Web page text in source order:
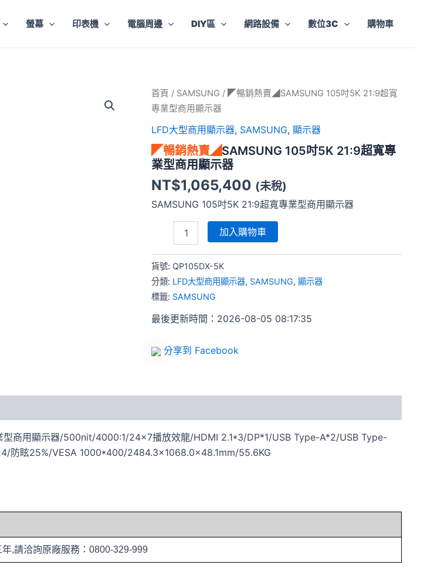
螢幕 印表機 電腦周邊 DIY區 網路設備 數位3C 購物車
首頁 / SAMSUNG / ◤暢銷熱賣◢SAMSUNG 105吋5K 21:9超寬
專業型商用顯示器
LFD大型商用顯示器, SAMSUNG,顯示器
◤暢銷熱賣◢SAMSUNG 105吋5K 21:9超寬專
業型商用顯示器
NT$1,065,400 (未稅)
SAMSUNG 105吋5K 21:9超寬專業型商用顯示器
◤
暢
銷
熱
◢SAMSUNG
105
吋
5K
超
型
商
用
顯
示
器
數
加入購物車
貨號: QP105DX-5K
分類: LFD大型商用顯示器, SAMSUNG,顯示器
標籤: SAMSUNG
最後更新時間：2026-08-05 08:17:35
分享到 Facebook
型商用顯示器/500nit/4000:1/24×7播放效龍/HDMI 2.1*3/DP*1/USB Type-A*2/USB Type-
防眩25%/VESA 1000*400/2484.3×1068.0x48.1mm/55.6KG
年,請洽詢原廠服務：0800-329-999